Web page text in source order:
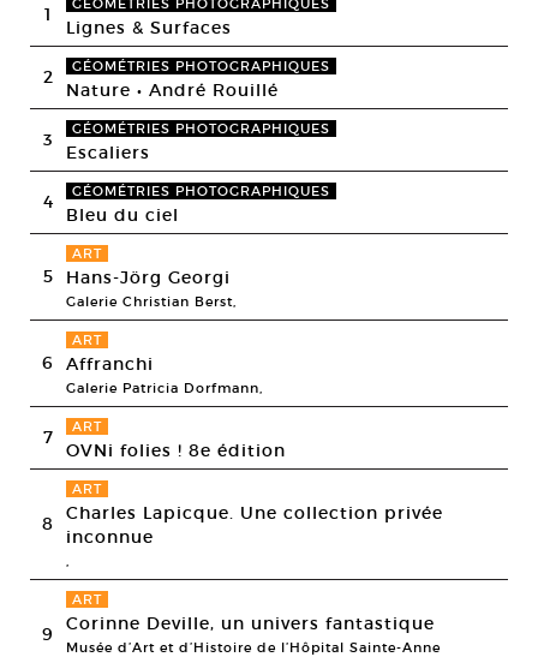
1 GÉOMÉTRIES PHOTOGRAPHIQUES
Lignes & Surfaces
2 GÉOMÉTRIES PHOTOGRAPHIQUES
Nature • André Rouillé
3 GÉOMÉTRIES PHOTOGRAPHIQUES
Escaliers
4 GÉOMÉTRIES PHOTOGRAPHIQUES
Bleu du ciel
5
ART
Hans-Jörg Georgi
Galerie Christian Berst,
6
ART
Affranchi
Galerie Patricia Dorfmann,
7 ART
OVNi folies ! 8e édition
8
ART
Charles Lapicque. Une collection privée
inconnue
,
9
ART
Corinne Deville, un univers fantastique
Musée d’Art et d’Histoire de l’Hôpital Sainte-Anne